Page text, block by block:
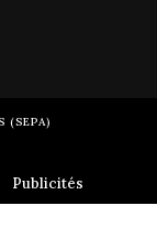
(SEPA)
Publicités